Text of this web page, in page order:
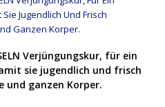
Verjüngungskur, für ein
sie jugendlich und frisch
und ganzen Korper.